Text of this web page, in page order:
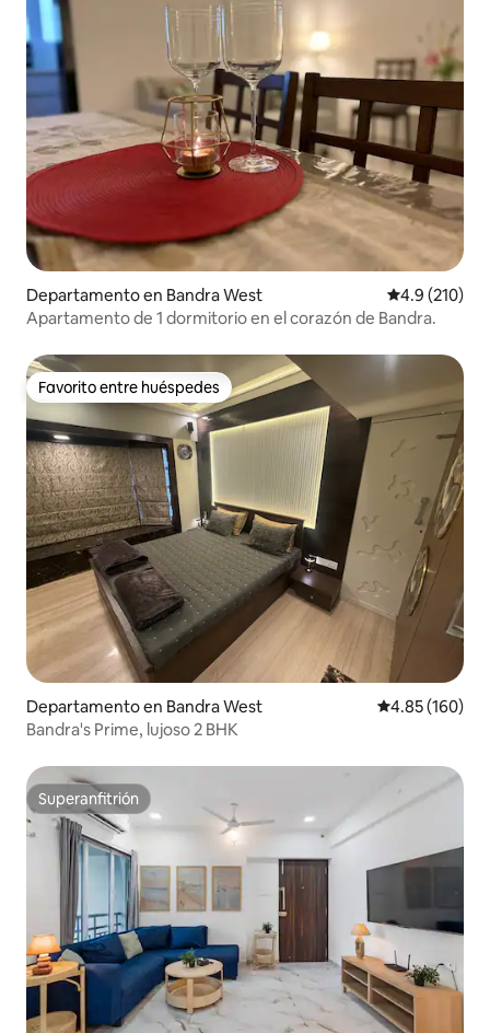
Departamento en Bandra West Calificación
4.9 (210)
Apartamento de 1 dormitorio en el corazón de Bandra.
Favorito entre huéspedes
Favorito entre huéspedes
Departamento en Bandra West Calificación
4.85 (160)
Bandra's Prime, lujoso 2 BHK
Superanfitrión
Superanfitrión